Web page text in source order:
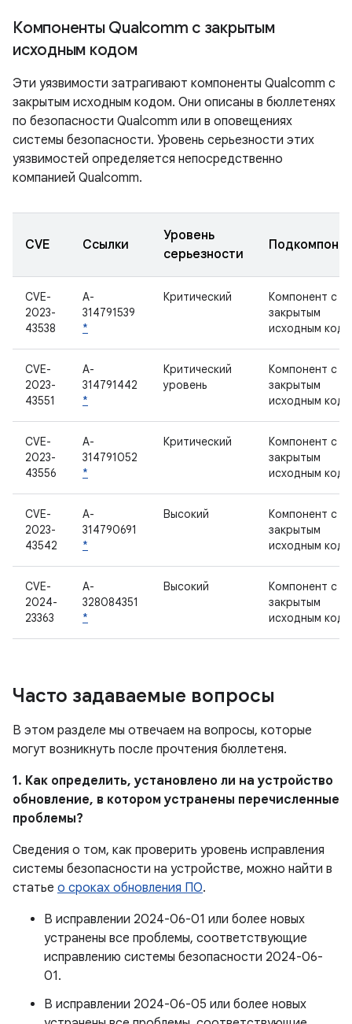
Компоненты Qualcomm с закрытым
исходным кодом
Эти уязвимости затрагивают компоненты Qualcomm с
закрытым исходным кодом. Они описаны в бюллетенях
по безопасности Qualcomm или в оповещениях
системы безопасности. Уровень серьезности этих
уязвимостей определяется непосредственно
компанией Qualcomm.
CVE Ссылки
Уровень
серьезности
CVE-
2023-
43538
A-
314791539
*
Критический
Компонент с
закрытым
исходным
CVE-
2023-
43551
A-
314791442
*
Критический
уровень
Компонент с
закрытым
исходным
CVE-
2023-
43556
A-
314791052
*
Критический
Компонент с
закрытым
исходным
CVE-
2023-
43542
A-
314790691
*
Высокий
Компонент с
закрытым
исходным
CVE-
2024-
23363
A-
328084351
*
Высокий
Компонент с
закрытым
исходным
Часто задаваемые вопросы
В этом разделе мы отвечаем на вопросы, которые
могут возникнуть после прочтения бюллетеня.
1. Как определить, установлено ли на устройство
обновление, в котором устранены перечисленные
проблемы?
Сведения о том, как проверить уровень исправления
системы безопасности на устройстве, можно найти в
статье о сроках обновления ПО.
В исправлении 2024-06-01 или более новых
устранены все проблемы, соответствующие
исправлению системы безопасности 2024-06-
01.
В исправлении 2024-06-05 или более новых